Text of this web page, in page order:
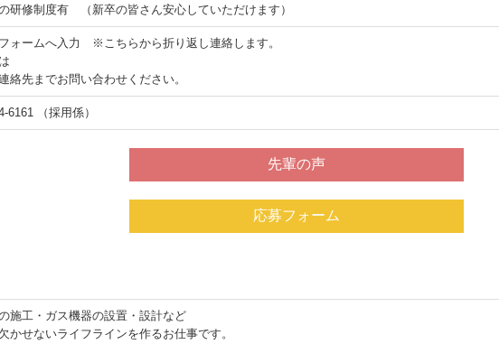
研修制度有 （新卒の皆さん安心していただけます）
フォームへ入力 ※こちらから折り返し連絡します。
絡先までお問い合わせください。
6161 （採用係）
先輩の声
応募フォーム
施工・ガス機器の設置・設計など
かせないライフラインを作るお仕事です。